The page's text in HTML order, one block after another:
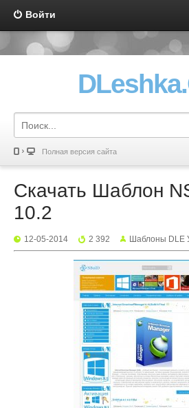
Войти
Полная версия сайта
Скачать Шаблон
10.2
12-05-2014 2 392 Шаблоны DLE